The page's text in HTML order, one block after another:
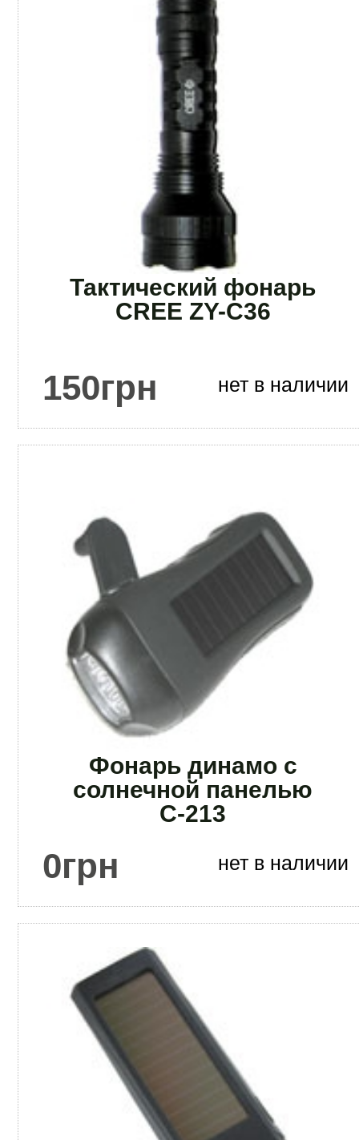
Тактический фонарь
CREE ZY-C36
150грн нет в наличии
Фонарь динамо с
солнечной панелью
С-213
0грн нет в наличии